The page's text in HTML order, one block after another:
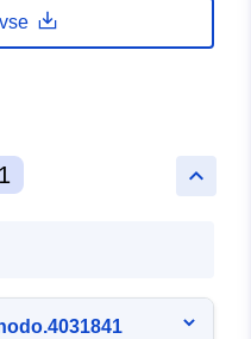
keyboard_arrow_up
1